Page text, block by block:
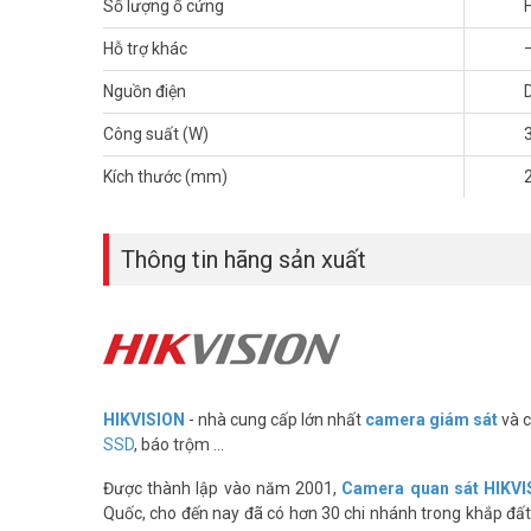
Số lượng ổ cứng
Hỗ trợ khác
Nguồn điện
Công suất (W)
Kích thước (mm)
Thông tin hãng sản xuất
HIKVISION - nhà cung cấp lớn nhất camera giám sátvà
SSD, báo trộm ...
Được thành lập vào năm 2001, Camera quan sát
Quốc, cho đến nay đã có hơn 30 chi nhánh trong khắp